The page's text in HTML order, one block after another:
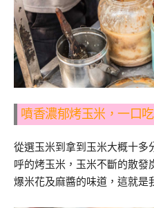
噴香濃郁烤玉米，一口
從選玉米到拿到玉米大概十多
呼的烤玉米，玉米不斷的散發
爆米花及麻醬的味道，這就是